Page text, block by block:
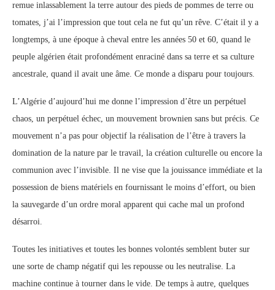
remue inlassablement la terre autour des pieds de pommes de terre ou
tomates, j’ai l’impression que tout cela ne fut qu’un rêve. C’était il y a
longtemps, à une époque à cheval entre les années 50 et 60, quand le
peuple algérien était profondément enraciné dans sa terre et sa culture
ancestrale, quand il avait une âme. Ce monde a disparu pour toujours.
L’Algérie d’aujourd’hui me donne l’impression d’être un perpétuel
chaos, un perpétuel échec, un mouvement brownien sans but précis. Ce
mouvement n’a pas pour objectif la réalisation de l’être à travers la
domination de la nature par le travail, la création culturelle ou encore la
communion avec l’invisible. Il ne vise que la jouissance immédiate et la
possession de biens matériels en fournissant le moins d’effort, ou bien
la sauvegarde d’un ordre moral apparent qui cache mal un profond
désarroi.
Toutes les initiatives et toutes les bonnes volontés semblent buter sur
une sorte de champ négatif qui les repousse ou les neutralise. La
machine continue à tourner dans le vide. De temps à autre, quelques